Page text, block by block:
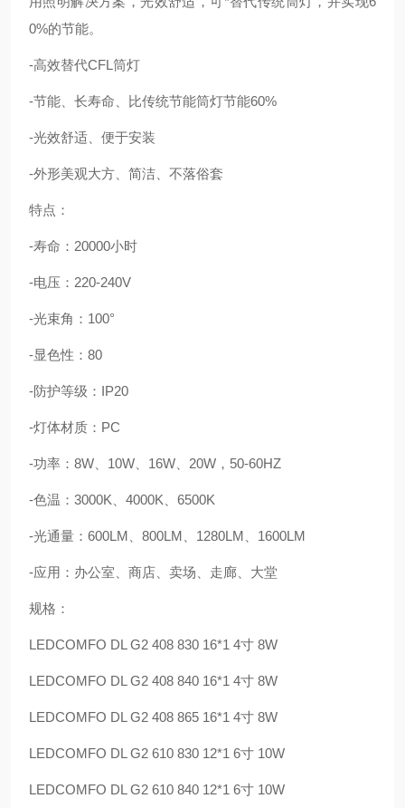
0%的节能。
-高效替代CFL筒灯
-节能、长寿命、比传统节能筒灯节能60%
-光效舒适、便于安装
-外形美观大方、简洁、不落俗套
特点：
-寿命：20000小时
-电压：220-240V
-光束角：100°
-显色性：80
-防护等级：IP20
-灯体材质：PC
-功率：8W、10W、16W、20W，50-60HZ
-色温：3000K、4000K、6500K
-光通量：600LM、800LM、1280LM、1600LM
-应用：办公室、商店、卖场、走廊、大堂
规格：
LEDCOMFO DL G2 408 830 16*1 4寸 8W
LEDCOMFO DL G2 408 840 16*1 4寸 8W
LEDCOMFO DL G2 408 865 16*1 4寸 8W
LEDCOMFO DL G2 610 830 12*1 6寸 10W
LEDCOMFO DL G2 610 840 12*1 6寸 10W